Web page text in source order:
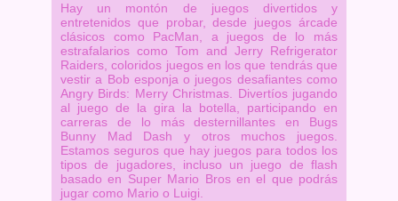
Hay un montón de juegos divertidos y
entretenidos que probar, desde juegos árcade
clásicos como PacMan, a juegos de lo más
estrafalarios como Tom and Jerry Refrigerator
Raiders, coloridos juegos en los que tendrás que
vestir a Bob esponja o juegos desafiantes como
Angry Birds: Merry Christmas. Divertíos jugando
al juego de la gira la botella, participando en
carreras de lo más desternillantes en Bugs
Bunny Mad Dash y otros muchos juegos.
Estamos seguros que hay juegos para todos los
tipos de jugadores, incluso un juego de flash
basado en Super Mario Bros en el que podrás
jugar como Mario o Luigi.